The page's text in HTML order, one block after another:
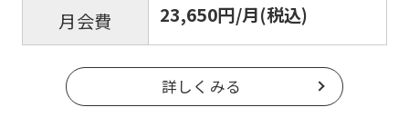
月会費
23,650円/月(税込)
詳しくみる
an
automatic
translation
service,